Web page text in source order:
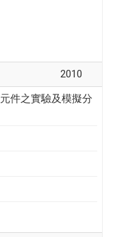
2010
件之實驗及模擬分